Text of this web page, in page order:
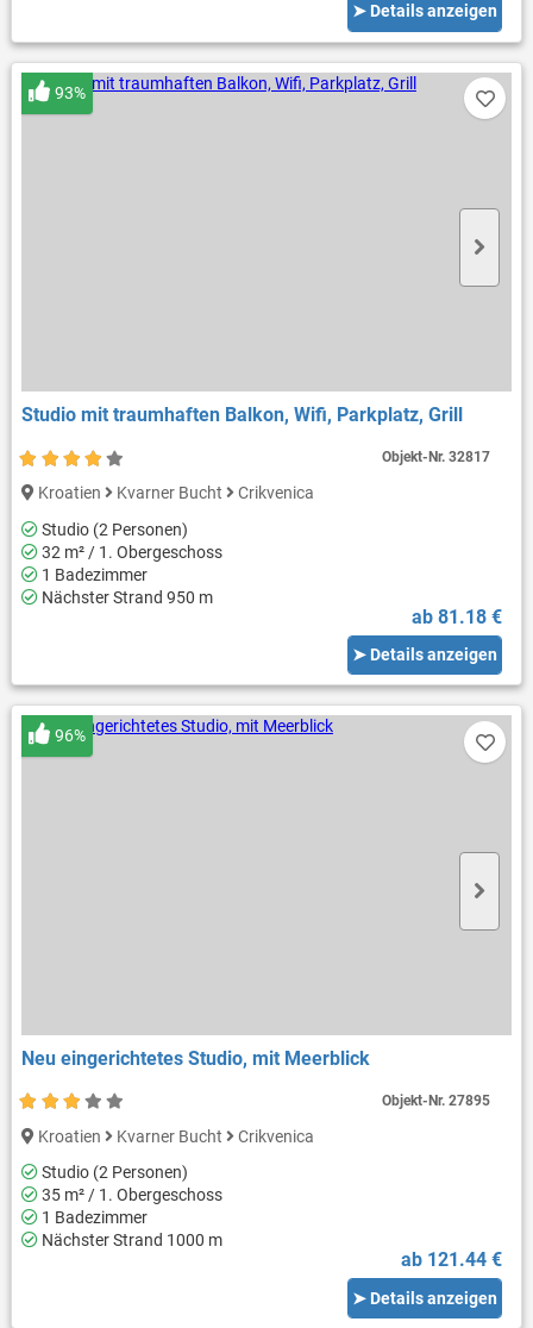
➤ Details anzeigen
Studio mit traumhaften Balkon, Wifi, Parkplatz, Grill
93%
Kroatien Kvarner Bucht
Crikvenica
Studio (2 Personen)
32 m² / 1. Obergeschoss
1 Badezimmer
Nächster Strand 950 m
ab 81.18 €
➤ Details anzeigen
Objekt-Nr.32817
Neu eingerichtetes Studio, mit Meerblick
96%
Kroatien Kvarner Bucht
Crikvenica
Studio (2 Personen)
35 m² / 1. Obergeschoss
1 Badezimmer
Nächster Strand 1000 m
ab 121.44 €
➤ Details anzeigen
Objekt-Nr.27895